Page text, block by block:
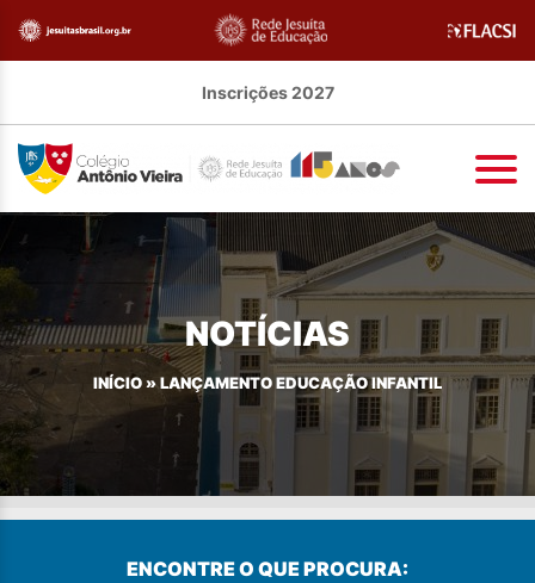
Inscrições 2027
NOTÍCIAS
INÍCIO » LANÇAMENTO EDUCAÇÃO INFANTIL
ENCONTRE O QUE PROCURA: